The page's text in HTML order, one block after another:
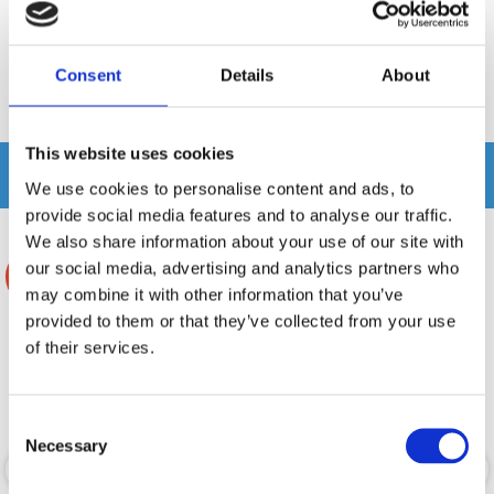
Consent Details About
This website uses cookies
We use cookies to personalise content and ads, to
provide social media features and to analyse our traffic.
We also share information about your use of our site with
our social media, advertising and analytics partners who
may combine it with other information that you’ve
provided to them or that they’ve collected from your use
of their services.
Selection
Necessary
Produkten har inga recensioner
Relaterade produkter
-34%